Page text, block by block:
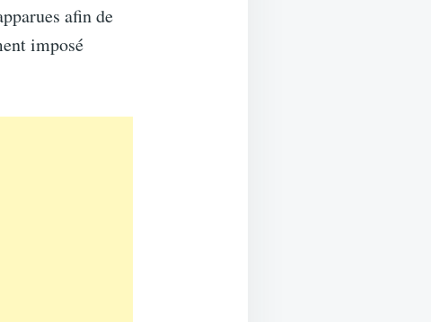
afin de
imposé